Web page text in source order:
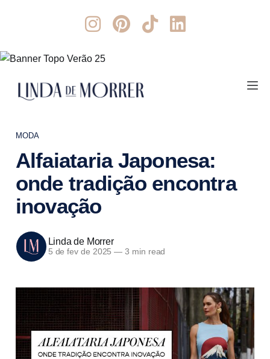
MODA
Alfaiataria Japonesa:
onde tradição encontra
inovação
Linda de Morrer
5 de fev de 2025 — 3 min read